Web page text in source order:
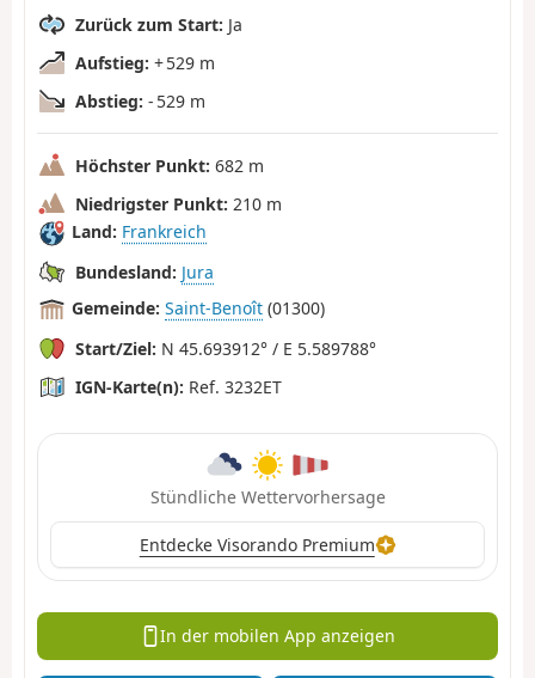
Zurück zum Start: Ja
Aufstieg: + 529 m
Abstieg: - 529 m
Höchster Punkt: 682 m
Niedrigster Punkt: 210 m
Land: Frankreich
Bundesland: Jura
Gemeinde: Saint-Benoît (01300)
Start/Ziel: N 45.693912° / E 5.589788°
IGN-Karte(n): Ref. 3232ET
Stündliche Wettervorhersage
Entdecke Visorando Premium
In der mobilen App anzeigen